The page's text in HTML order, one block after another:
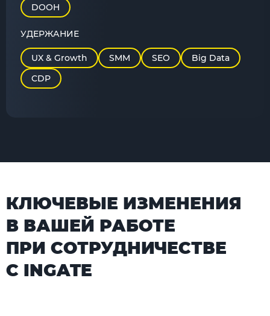
DOOH
УДЕРЖАНИЕ
UX & Growth SMM SEO
Big Data
CDP
КЛЮЧЕВЫЕ ИЗМЕНЕНИЯ
В ВАШЕЙ РАБОТЕ
ПРИ СОТРУДНИЧЕСТВЕ
С INGATE